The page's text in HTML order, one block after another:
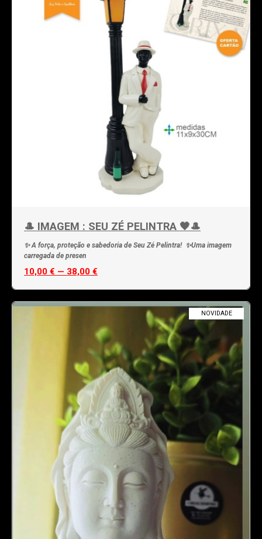
🎩 IMAGEM : SEU ZÉ PELINTRA 🖤🎩
✨ A força, proteção e sabedoria de Seu Zé Pelintra! ✨Uma imagem
carregada de presen
10,00 € — 38,00 €
NOVIDADE